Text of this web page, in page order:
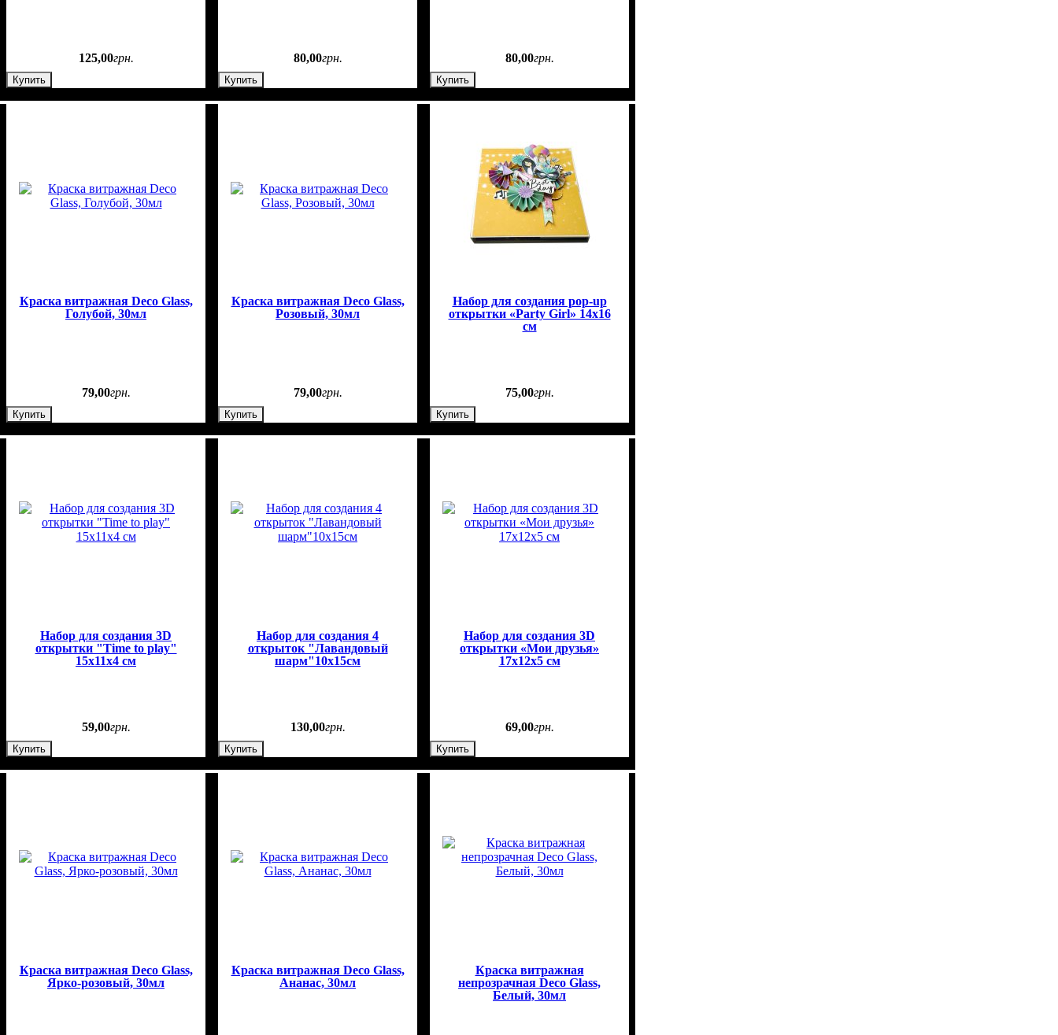
125,00грн.
Купить
80,00грн.
Купить
80,00грн.
Купить
Краска витражная Deco Glass,
Голубой, 30мл
79,00грн.
Купить
Краска витражная Deco Glass,
Розовый, 30мл
79,00грн.
Купить
Набор для создания pop-up
открытки «Party Girl» 14х16
см
75,00грн.
Купить
Набор для создания 3D
открытки "Time to play"
15х11х4 cм
59,00грн.
Купить
Набор для создания 4
открыток "Лавандовый
шарм"10х15см
130,00грн.
Купить
Набор для создания 3D
открытки «Мои друзья»
17х12х5 см
69,00грн.
Купить
Краска витражная Deco Glass,
Ярко-розовый, 30мл
Краска витражная Deco Glass,
Ананас, 30мл
Краска витражная
непрозрачная Deco Glass,
Белый, 30мл